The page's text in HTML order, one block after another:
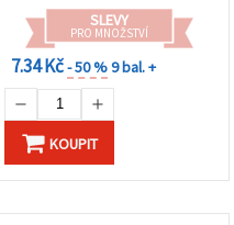
SLEVY
PRO MNOŽSTVÍ
7.34 Kč- 50 %9 bal. +
KOUPIT